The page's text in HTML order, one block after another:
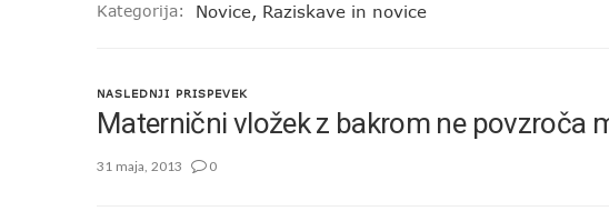
Kategorija: Novice, Raziskave in novice
NASLEDNJI PRISPEVEK
Maternični vložek z bakrom ne povzroča
31 maja, 2013 0